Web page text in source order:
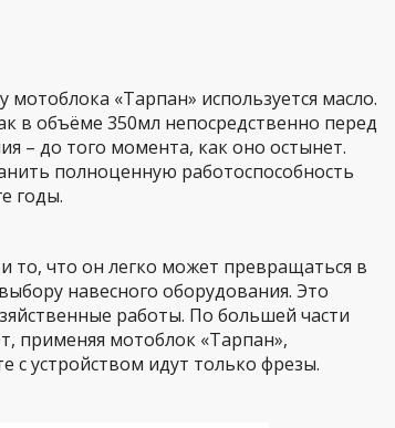
«Тарпан» используется масло.
в объёме 350мл непосредственно перед
– до того момента, как оно остынет.
полноценную работоспособность
годы.
то, что он легко может превращаться в
навесного оборудования. Это
работы. По большей части
применяя мотоблок «Тарпан»,
с устройством идут только фрезы.